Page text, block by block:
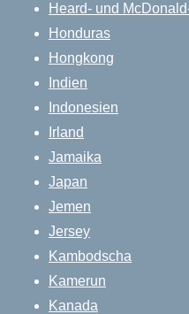
Heard- und
Honduras
Hongkong
Indien
Indonesien
Irland
Jamaika
Japan
Jemen
Jersey
Kambodscha
Kamerun
Kanada